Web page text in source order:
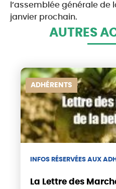
l’assemblée générale de
janvier prochain.
AUTRES
ADHÉRENTS
INFOS RÉSERVÉES AUX
La Lettre des